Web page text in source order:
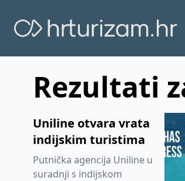
Rezultati
Uniline otvara vrata
indijskim turistima
Putnička agencija Uniline u
suradnji s indijskom